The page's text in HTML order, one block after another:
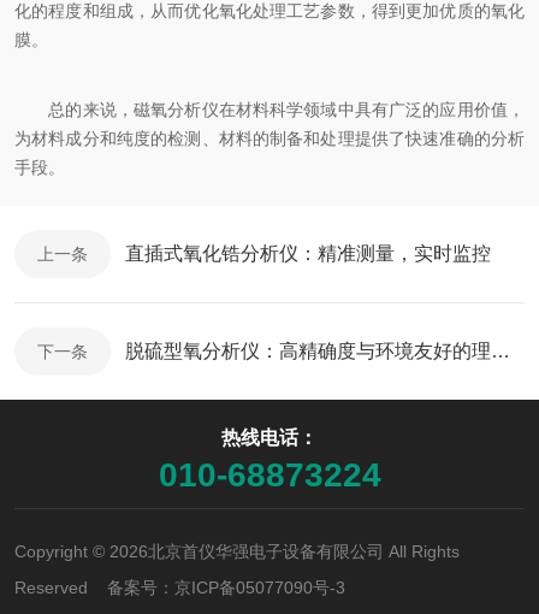
化的程度和组成，从而优化氧化处理工艺参数，得到更加优质的氧化
膜。
总的来说，磁氧分析仪在材料科学领域中具有广泛的应用价值，
为材料成分和纯度的检测、材料的制备和处理提供了快速准确的分析
手段。
上一条 直插式氧化锆分析仪：精准测量，实时监控
下一条 脱硫型氧分析仪：高精确度与环境友好的理想选择
热线电话：
010-68873224
Copyright © 2026北京首仪华强电子设备有限公司 All Rights
Reserved 备案号： 京ICP备05077090号-3